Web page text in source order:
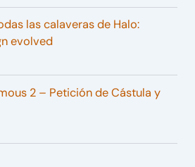
las calaveras de Halo:
evolved
2 – Petición de Cástula y